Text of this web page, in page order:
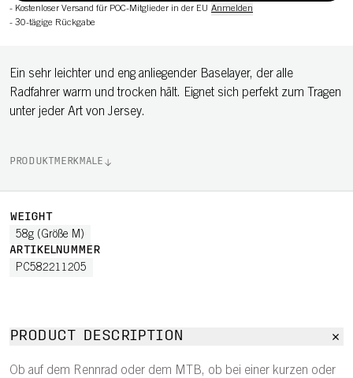
- Kostenloser Versand für POC-Mitglieder in der EU Anmelden
- 30-tägige Rückgabe
Ein sehr leichter und eng anliegender Baselayer, der alle
Radfahrer warm und trocken hält. Eignet sich perfekt zum Tragen
unter jeder Art von Jersey.
PRODUKTMERKMALE
WEIGHT
58g (Größe M)
ARTIKELNUMMER
PC582211205
PRODUCT DESCRIPTION
Ob auf dem Rennrad oder dem MTB, ob bei einer kurzen oder